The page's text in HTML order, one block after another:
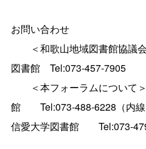
お問い合わせ
＜和歌山地域図書館協議
図書館 Tel:073-457-7905
＜本フォーラムについて
館 Tel:073-488-6228（内線
信愛大学図書館 Tel:073-